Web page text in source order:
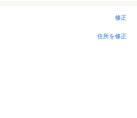
修正
住所を修正